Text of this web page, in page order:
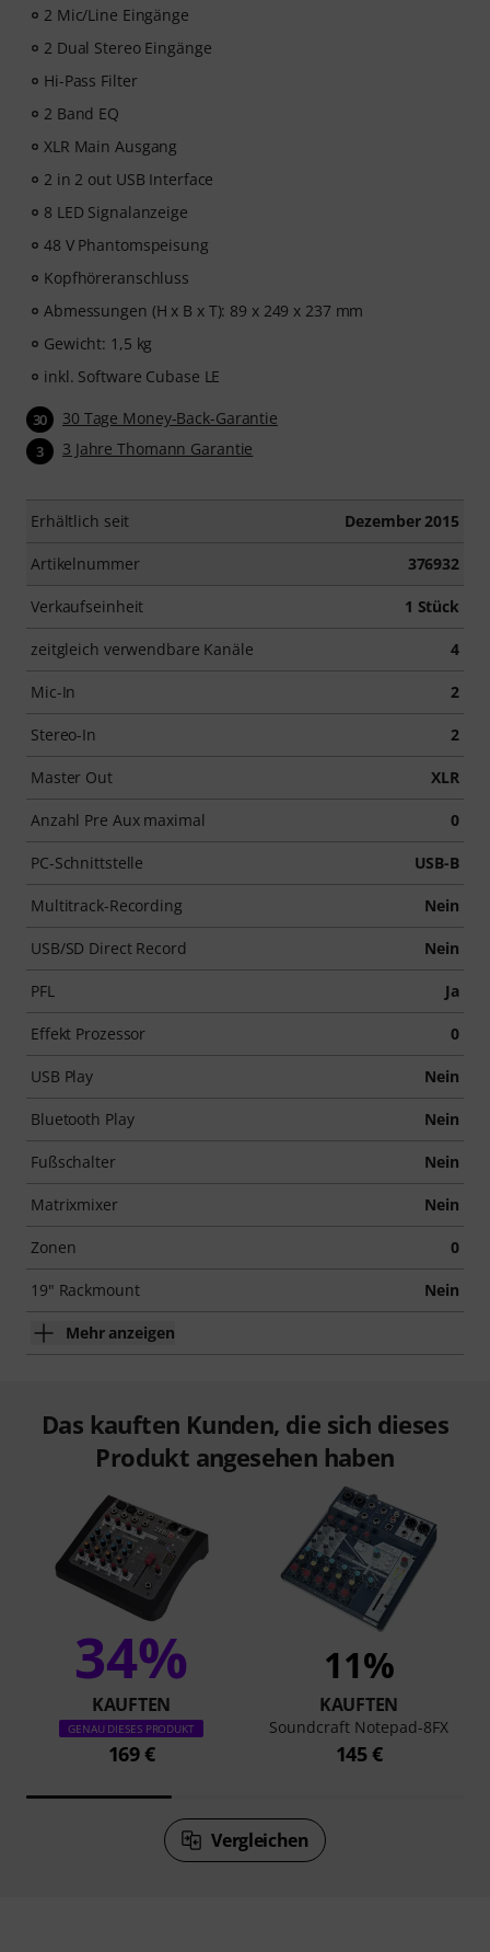
2 Mic/Line Eingänge
2 Dual Stereo Eingänge
Hi-Pass Filter
2 Band EQ
XLR Main Ausgang
2 in 2 out USB Interface
8 LED Signalanzeige
48 V Phantomspeisung
Kopfhöreranschluss
Abmessungen (H x B x T): 89 x 249 x 237 mm
Gewicht: 1,5 kg
inkl. Software Cubase LE
30 30 Tage Money-Back-Garantie
3 3 Jahre Thomann Garantie
Erhältlich seit Dezember 2015
Artikelnummer 376932
Verkaufseinheit 1 Stück
zeitgleich verwendbare Kanäle 4
Mic-In 2
Stereo-In 2
Master Out XLR
Anzahl Pre Aux maximal 0
PC-Schnittstelle USB-B
Multitrack-Recording Nein
USB/SD Direct Record Nein
PFL Ja
Effekt Prozessor 0
USB Play Nein
Bluetooth Play Nein
Fußschalter Nein
Matrixmixer Nein
Zonen 0
19" Rackmount Nein
Mehr anzeigen
Das kauften Kunden, die sich dieses
Produkt angesehen haben
34%
KAUFTEN
GENAU DIESES PRODUKT
169 €
11%
KAUFTEN
Soundcraft Notepad-8FX
145 €
Vergleichen